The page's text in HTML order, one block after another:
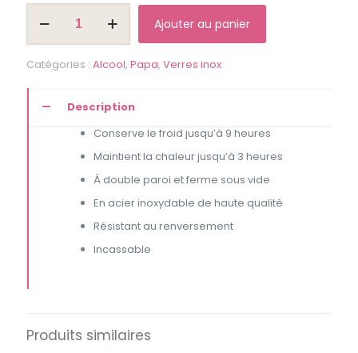
Bouteille
-
"Le
Ajouter au panier
Catégories : Alcool, Papa, Verres inox
Description
Conserve le froid jusqu’à 9 heures
Maintient la chaleur jusqu’à 3 heures
À double paroi et ferme sous vide
En acier inoxydable de haute qualité
Résistant au renversement
Incassable
Produits similaires